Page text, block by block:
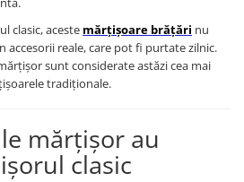
clasic, aceste mărțișoare brățări nu
accesorii reale, care pot fi purtate zilnic.
sunt considerate astăzi cea mai
tradiționale.
mărțișor au
clasic